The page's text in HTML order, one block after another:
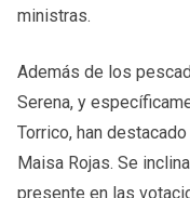
ministras.
Además de los
Serena, y
Torrico, han
Maisa Rojas. Se
presente en las